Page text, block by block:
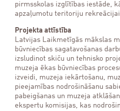
pirmsskolas izglītības iestāde,
apzaļumotu teritoriju
Projekta attīstība
Latvijas Laikmetīgās mākslas
būvniecības sagatavošanas
izsludinot skiču un tehnisko
muzeja ēkas būvniecības
izveidi, muzeja iekārtošanu,
pieejamības nodrošināšanu
pabeigšanas un muzeja
ekspertu komisijas, kas